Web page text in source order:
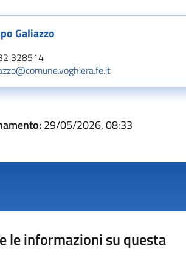
Galiazzo
328514
29/05/2026, 08:33
le informazioni su questa